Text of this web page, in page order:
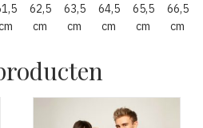
62,5
cm
63,5
cm
64,5
cm
65,5
cm
66,5
cm